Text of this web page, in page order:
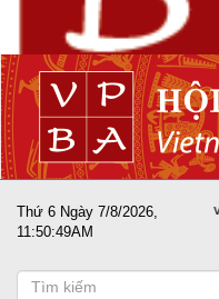
Thứ 6 Ngày 7/8/2026,
11:50:50AM
cánh cùng doanh nghiệp